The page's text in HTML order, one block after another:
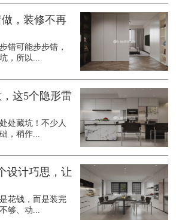
，装修不再
错可能步步错，
，所以...
这5个隐形雷
处藏坑！不少人
，稍作...
设计巧思，让
花钱，而是装完
够、动...